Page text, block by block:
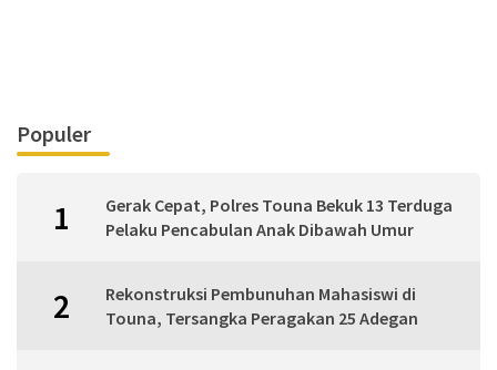
Populer
1
Gerak Cepat, Polres Touna Bekuk 13 Terduga
Pelaku Pencabulan Anak Dibawah Umur
2
Rekonstruksi Pembunuhan Mahasiswi di
Touna, Tersangka Peragakan 25 Adegan